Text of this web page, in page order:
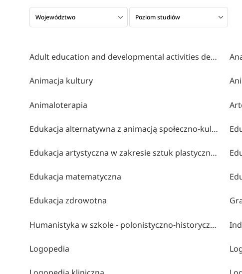
Województwo Poziom studiów
Adult education and developmental activities design
Animacja kultury
Animaloterapia
Edukacja alternatywna z animacją społeczno-kulturalną
Edukacja artystyczna w zakresie sztuk plastycznych
Edukacja matematyczna
Edukacja zdrowotna
Humanistyka w szkole - polonistyczno-historyczne studia nauczycielskie
Logopedia